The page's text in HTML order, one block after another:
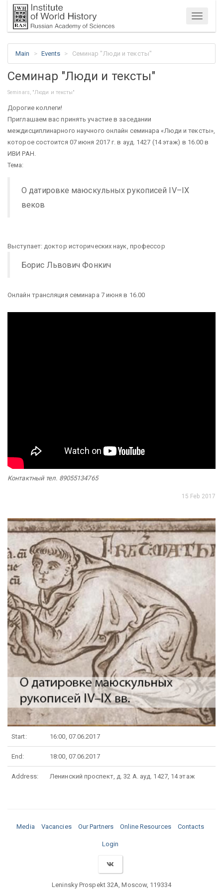
Menu
Main Events Семинар "Люди и тексты"
Семинар "Люди и тексты"
Seminars, "Люди и тексты"
Дорогие коллеги!
Приглашаем вас принять участие в заседании
междисциплинарного научного онлайн семинара «Люди и тексты»,
которое состоится 07 июня 2017 г. в ауд. 1427 (14 этаж) в 16.00 в
ИВИ РАН.
Тема:
О датировке маюскульных рукописей IV–IX
веков
Выступает: доктор исторических наук, профессор
Борис Львович Фонкич
Онлайн трансляция семинара 7 июня в 16.00
Контактный тел. 89055134765
15 Feb 2017
Start: 16:00, 07.06.2017
End: 18:00, 07.06.2017
Address: Ленинский проспект, д. 32 А. ауд. 1427, 14 этаж
Media Vacancies Our Partners Online Resources Contacts
Login
Leninsky Prospekt 32A, Moscow, 119334